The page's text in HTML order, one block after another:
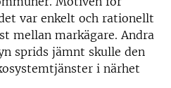
var enkelt och rationellt
mellan markägare. Andra
sprids jämnt skulle den
i närhet